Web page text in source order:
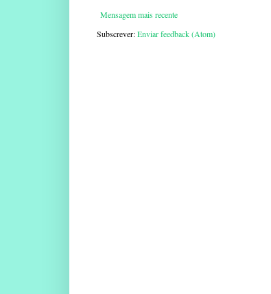
Mensagem mais recente
Subscrever:Enviar feedback (Atom)